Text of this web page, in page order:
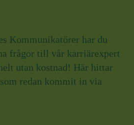
Kommunikatörer har du
frågor till vår karriärexpert
utan kostnad! Här hittar
redan kommit in via